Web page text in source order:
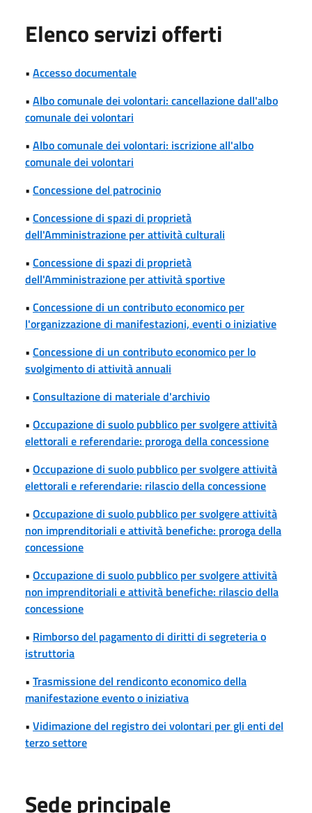
Elenco servizi offerti
• Accesso documentale
• Albo comunale dei volontari: cancellazione dall'albo
comunale dei volontari
• Albo comunale dei volontari: iscrizione all'albo
comunale dei volontari
• Concessione del patrocinio
• Concessione di spazi di proprietà
dell'Amministrazione per attività culturali
• Concessione di spazi di proprietà
dell'Amministrazione per attività sportive
• Concessione di un contributo economico per
l'organizzazione di manifestazioni, eventi o iniziative
• Concessione di un contributo economico per lo
svolgimento di attività annuali
• Consultazione di materiale d'archivio
• Occupazione di suolo pubblico per svolgere attività
elettorali e referendarie: proroga della concessione
• Occupazione di suolo pubblico per svolgere attività
elettorali e referendarie: rilascio della concessione
• Occupazione di suolo pubblico per svolgere attività
non imprenditoriali e attività benefiche: proroga della
concessione
• Occupazione di suolo pubblico per svolgere attività
non imprenditoriali e attività benefiche: rilascio della
concessione
• Rimborso del pagamento di diritti di segreteria o
istruttoria
• Trasmissione del rendiconto economico della
manifestazione evento o iniziativa
• Vidimazione del registro dei volontari per gli enti del
terzo settore
Sede principale